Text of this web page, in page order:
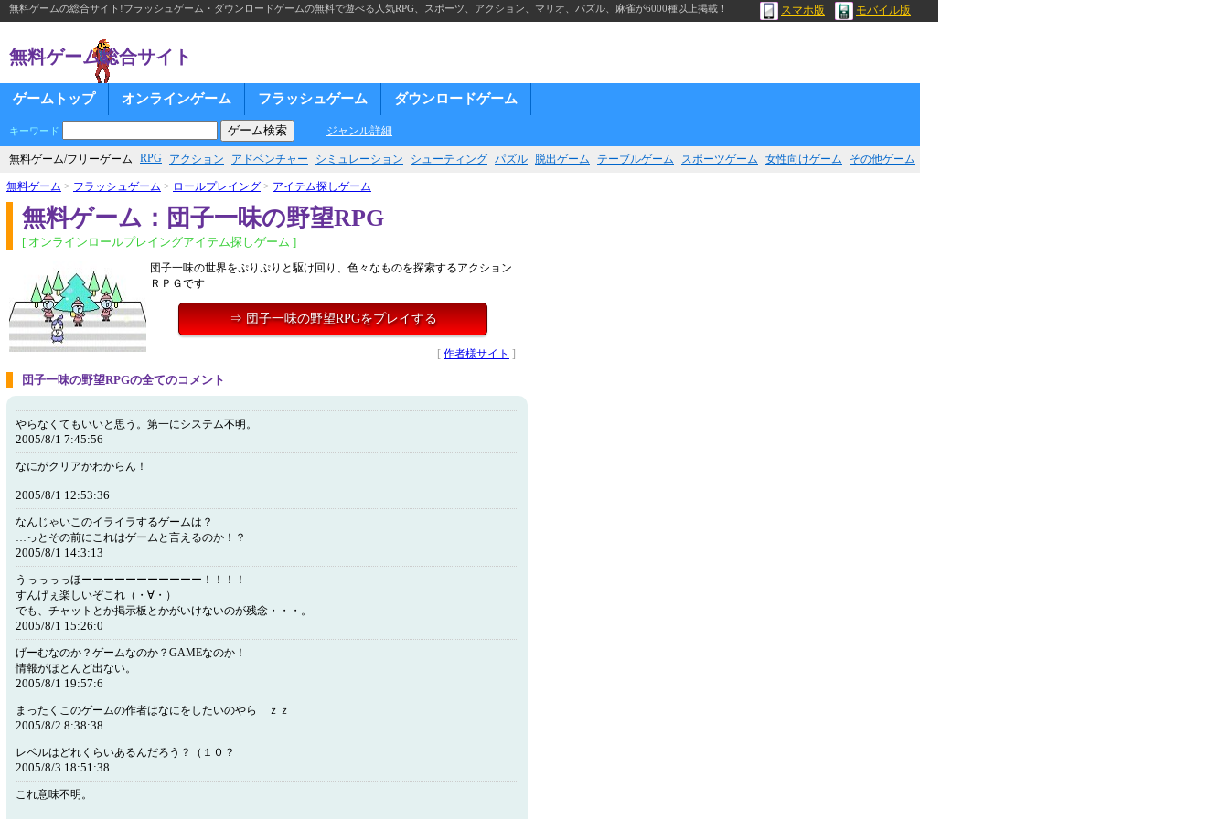
無料ゲームの総合サイト!フラッシュゲーム・ダウンロードゲームの無料で遊べる人気RPG、スポーツ、アクション、マリオ、パズル、麻雀が6000種以上掲載！ スマホ版 モバイル版
無料ゲーム総合サイト
ゲームトップ オンラインゲーム フラッシュゲーム ダウンロードゲーム
キーワード ジャンル詳細
無料ゲーム/フリーゲーム RPG アクション アドベンチャー シミュレーション シューティング パズル 脱出ゲーム テーブルゲーム スポーツゲーム 女性向けゲーム その他ゲーム
無料ゲーム > フラッシュゲーム > ロールプレイング > アイテム探しゲーム
無料ゲーム：団子一味の野望RPG
[ オンラインロールプレイングアイテム探しゲーム ]
団子一味の世界をぷりぷりと駆け回り、色々なものを探索するアクション
ＲＰＧです
⇒ 団子一味の野望RPGをプレイする
[ 作者様サイト ]
団子一味の野望RPGの全てのコメント
やらなくてもいいと思う。第一にシステム不明。
2005/8/1 7:45:56
なにがクリアかわからん！
2005/8/1 12:53:36
なんじゃいこのイライラするゲームは？
…っとその前にこれはゲームと言えるのか！？
2005/8/1 14:3:13
うっっっっほーーーーーーーーーーー！！！！
すんげぇ楽しいぞこれ（・∀・）
でも、チャットとか掲示板とかがいけないのが残念・・・。
2005/8/1 15:26:0
げーむなのか？ゲームなのか？GAMEなのか！
情報がほとんど出ない。
2005/8/1 19:57:6
まったくこのゲームの作者はなにをしたいのやら ｚｚ
2005/8/2 8:38:38
レベルはどれくらいあるんだろう？（１０？
2005/8/3 18:51:38
これ意味不明。